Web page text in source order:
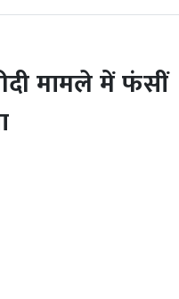
मामले में फंसीं